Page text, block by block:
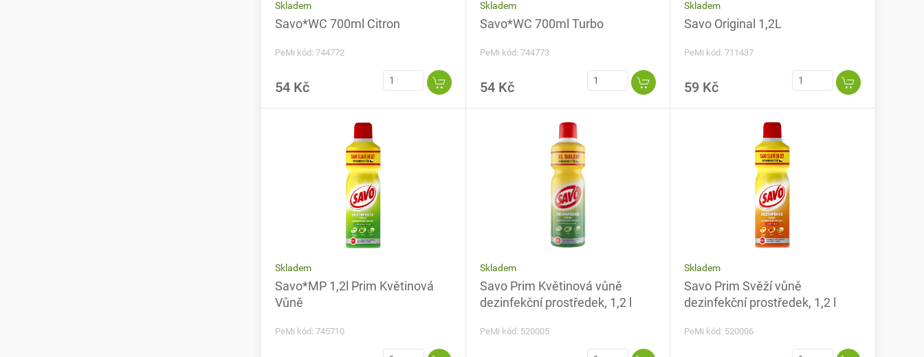
Skladem
Savo*WC 700ml Citron
PeMi kód: 744772
54 Kč
Skladem
Savo*WC 700ml Turbo
PeMi kód: 744773
54 Kč
Skladem
Savo Original 1,2L
PeMi kód: 711437
59 Kč
Skladem
Savo*MP 1,2l Prim Květinová
Vůně
PeMi kód: 745710
Skladem
Savo Prim Květinová vůně
dezinfekční prostředek, 1,2 l
PeMi kód: 520005
Skladem
Savo Prim Svěží vůně
dezinfekční prostředek, 1,2 l
PeMi kód: 520006